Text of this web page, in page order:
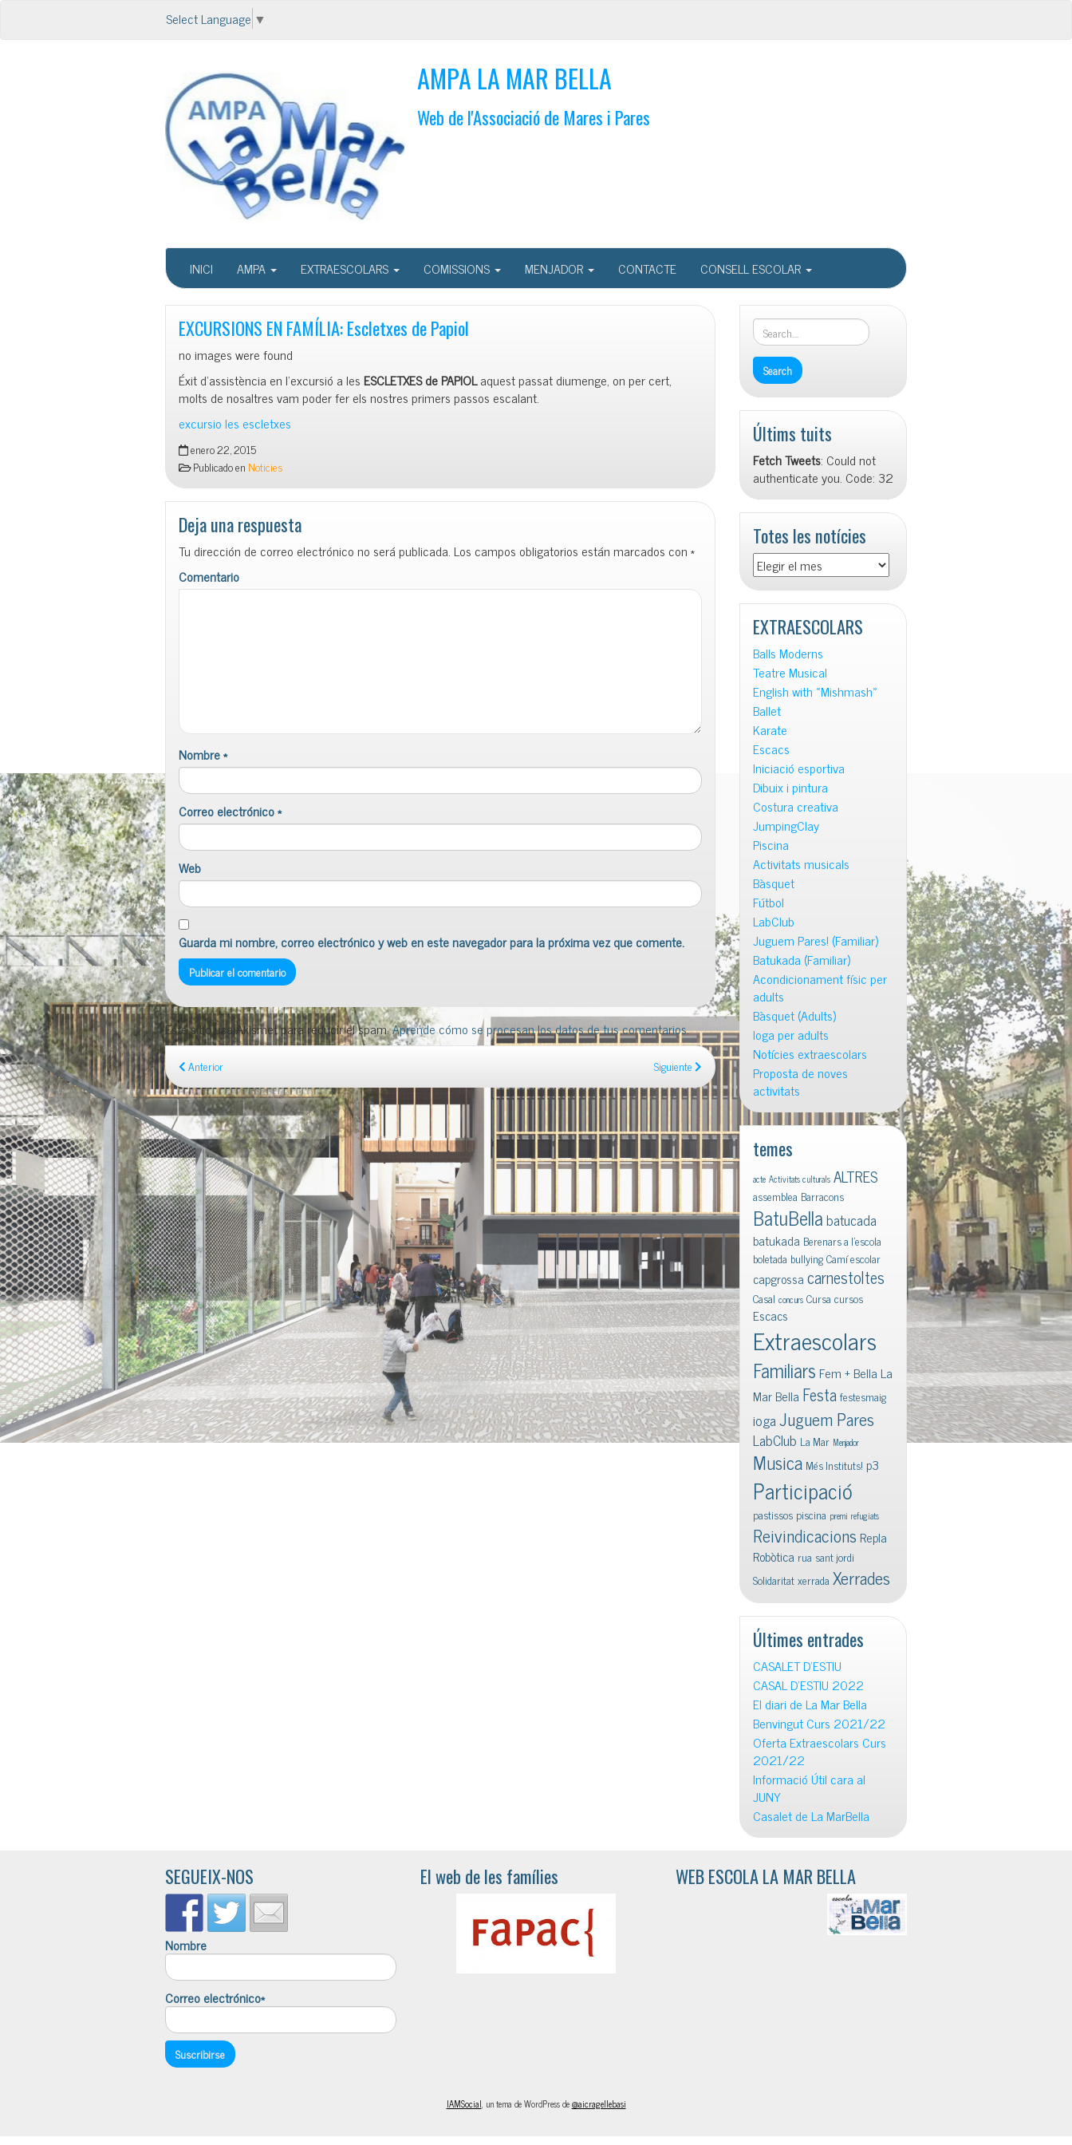
Select Language ▼
AMPA LA MAR BELLA
Web de l'Associació de Mares i Pares
INICI AMPA EXTRAESCOLARS COMISSIONS MENJADOR CONTACTE CONSELL ESCOLAR
EXCURSIONS EN FAMÍLIA: Escletxes de Papiol
no images were found
Éxit d’assistència en l’excursió a lesESCLETXES de PAPIOLaquest passat diumenge, on per cert,
molts de nosaltres vam poder fer els nostres primers passos escalant.
excursio les escletxes
enero 22, 2015
Publicado en Noticies
Deja una respuesta
Tu dirección de correo electrónico no será publicada. Los campos obligatorios están marcados con*
Comentario
Nombre*
Correo electrónico*
Web
Guarda mi nombre, correo electrónico y web en este navegador para la próxima vez que comente.
Este sitio usa Akismet para reducir el spam.Aprende cómo se procesan los datos de tus comentarios.
Anterior Siguiente
Últims tuits
Fetch Tweets: Could not
authenticate you. Code: 32
Totes les notícies
Totes
les
notícies
EXTRAESCOLARS
Balls Moderns
Teatre Musical
English with «Mishmash»
Ballet
Karate
Escacs
Iniciació esportiva
Dibuix i pintura
Costura creativa
JumpingClay
Piscina
Activitats musicals
Bàsquet
Fútbol
LabClub
Juguem Pares! (Familiar)
Batukada (Familiar)
Acondicionament físic per
adults
Bàsquet (Adults)
Ioga per adults
Notícies extraescolars
Proposta de noves
activitats
temes
acte Activitats culturals ALTRES
assemblea Barracons
BatuBellabatucada
batukada Berenars a l'escola
boletada bullyingCamí escolar
capgrossacarnestoltes
Casal concurs Cursa cursos
Escacs
Extraescolars
Familiars Fem + Bella La
Mar Bella Festafestesmaig
iogaJuguem Pares
LabClub La Mar Menjador
Musica Més Instituts! p3
Participació
pastissos piscina premi refugiats
Reivindicacions Repla
Robòtica rua sant jordi
Solidaritatxerrada Xerrades
Últimes entrades
CASALET D’ESTIU
CASAL D’ESTIU 2022
El diari de La Mar Bella
Benvingut Curs 2021/22
Oferta Extraescolars Curs
2021/22
Informació Útil cara al
JUNY
Casalet de La MarBella
SEGUEIX-NOS
Nombre
Correo electrónico*
El web de les famílies WEB ESCOLA LA MAR BELLA
IAMSocial, un tema de WordPress de@aicragellebasi